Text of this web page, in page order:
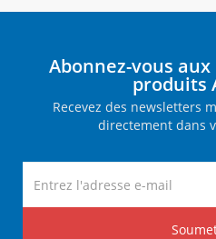
Abonnez-vous
produits
Recevez des newsletters
directement dans